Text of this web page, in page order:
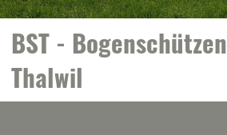
BST - Bogenschützen
Thalwil